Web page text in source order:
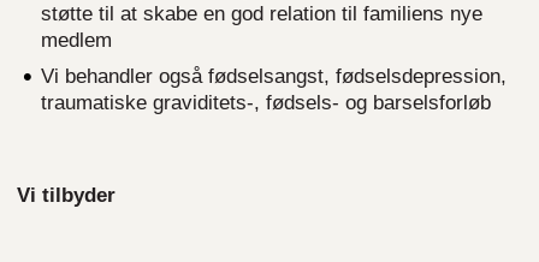
støtte til at skabe en god relation til familiens nye
medlem
Vi behandler også fødselsangst, fødselsdepression,
traumatiske graviditets-, fødsels- og barselsforløb
Vi tilbyder